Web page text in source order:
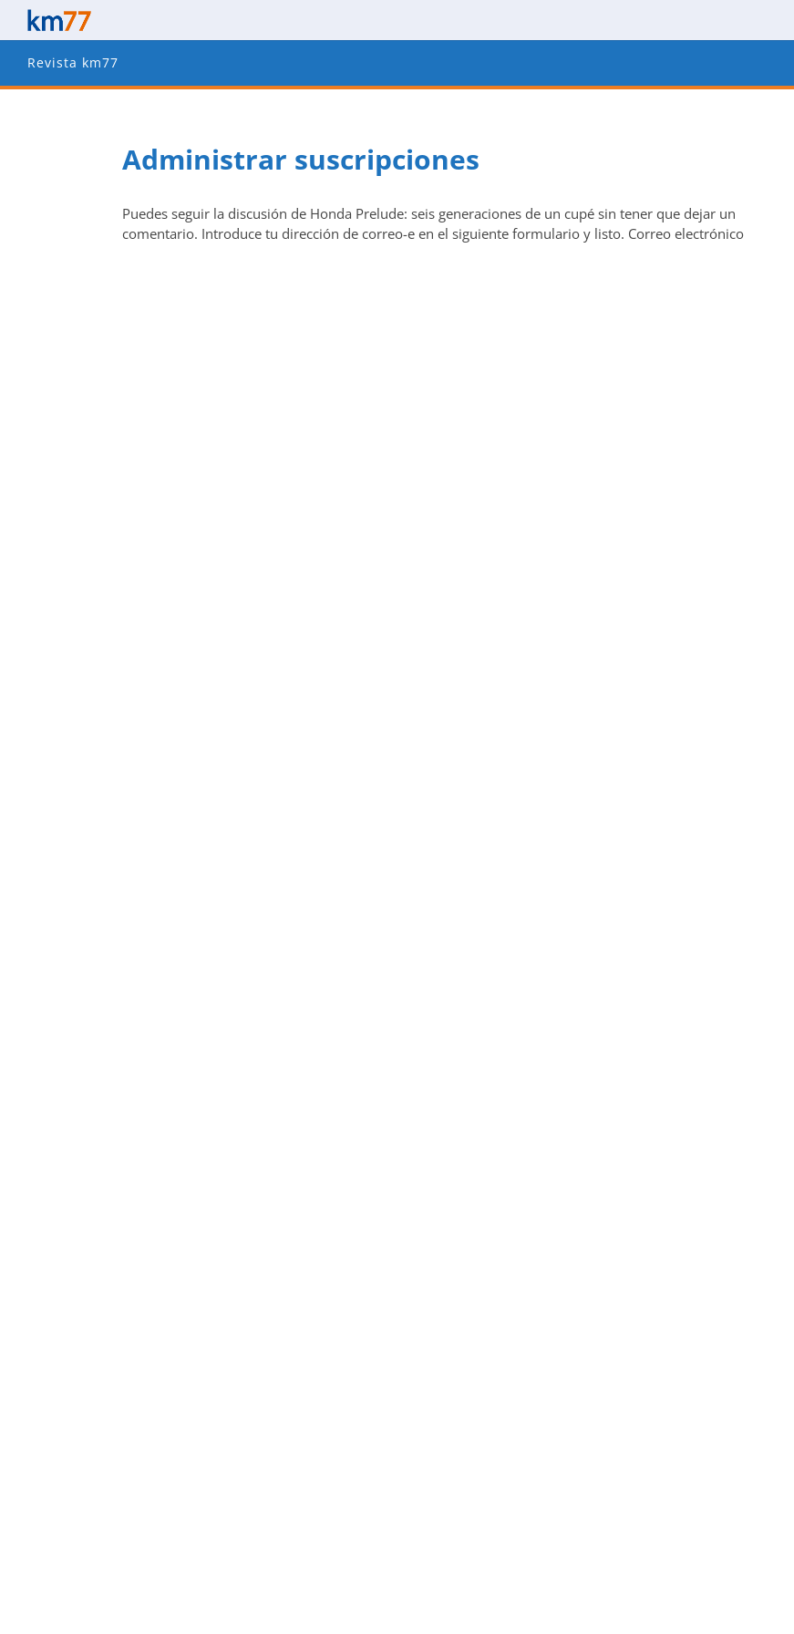
Revista km77
Administrar suscripciones
Puedes seguir la discusión de Honda Prelude: seis generaciones de un cupé sin tener que dejar un
comentario. Introduce tu dirección de correo-e en el siguiente formulario y listo. Correo electrónico